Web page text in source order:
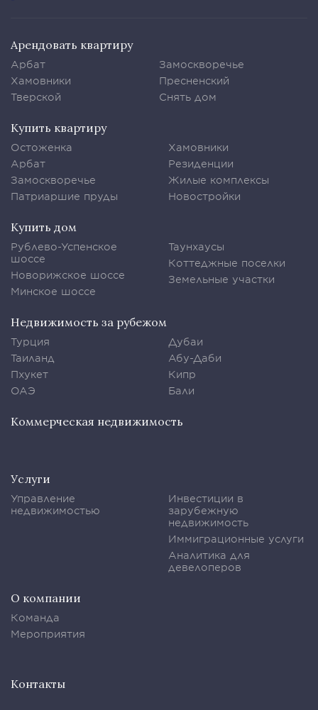
Арендовать квартиру
Арбат
Хамовники
Тверской
Замоскворечье
Пресненский
Снять дом
Купить квартиру
Остоженка
Арбат
Замоскворечье
Патриаршие пруды
Хамовники
Резиденции
Жилые комплексы
Новостройки
Купить дом
Рублево-Успенское
шоссе
Новорижское шоссе
Минское шоссе
Таунхаусы
Коттеджные поселки
Земельные участки
Недвижимость за рубежом
Турция
Таиланд
Пхукет
ОАЭ
Дубаи
Абу-Даби
Кипр
Бали
Коммерческая недвижимость
Услуги
Управление
недвижимостью
Инвестиции в
зарубежную
недвижимость
Иммиграционные услуги
Аналитика для
девелоперов
О компании
Команда
Мероприятия
Контакты